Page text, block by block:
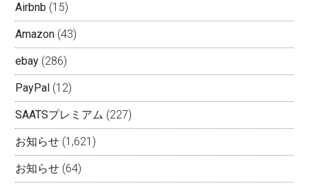
Airbnb (15)
Amazon (43)
ebay (286)
PayPal (12)
SAATSプレミアム (227)
お知らせ (1,621)
お知らせ (64)